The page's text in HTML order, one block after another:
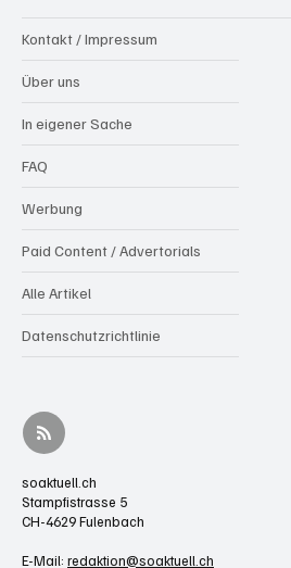
Kontakt / Impressum
Über uns
In eigener Sache
FAQ
Werbung
Paid Content / Advertorials
Alle Artikel
Datenschutzrichtlinie
soaktuell.ch
Stampfistrasse 5
CH-4629 Fulenbach
E-Mail: redaktion@soaktuell.ch